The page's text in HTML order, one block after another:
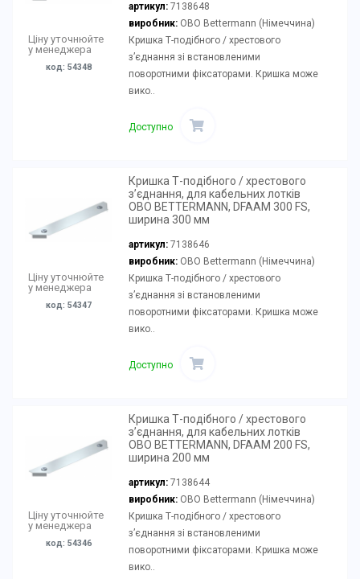
Ціну уточнюйте
у менеджера
код: 54348
артикул: 7138648
виробник:OBO Bettermann (Німеччина)
Кришка Т-подібного / хрестового
з’єднання зі встановленими
поворотними фіксаторами. Кришка може
вико..
Доступно
Ціну уточнюйте
у менеджера
код: 54347
Кришка Т-подібного / хрестового
з’єднання, для кабельних лотків
OBO BETTERMANN, DFAAM 300 FS,
ширина 300 мм
артикул: 7138646
виробник:OBO Bettermann (Німеччина)
Кришка Т-подібного / хрестового
з’єднання зі встановленими
поворотними фіксаторами. Кришка може
вико..
Доступно
Ціну уточнюйте
у менеджера
код: 54346
Кришка Т-подібного / хрестового
з’єднання, для кабельних лотків
OBO BETTERMANN, DFAAM 200 FS,
ширина 200 мм
артикул: 7138644
виробник:OBO Bettermann (Німеччина)
Кришка Т-подібного / хрестового
з’єднання зі встановленими
поворотними фіксаторами. Кришка може
вико..